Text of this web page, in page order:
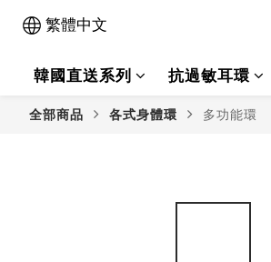
繁體中文
韓國直送系列 抗過敏耳環
全部商品 各式身體環 多功能環